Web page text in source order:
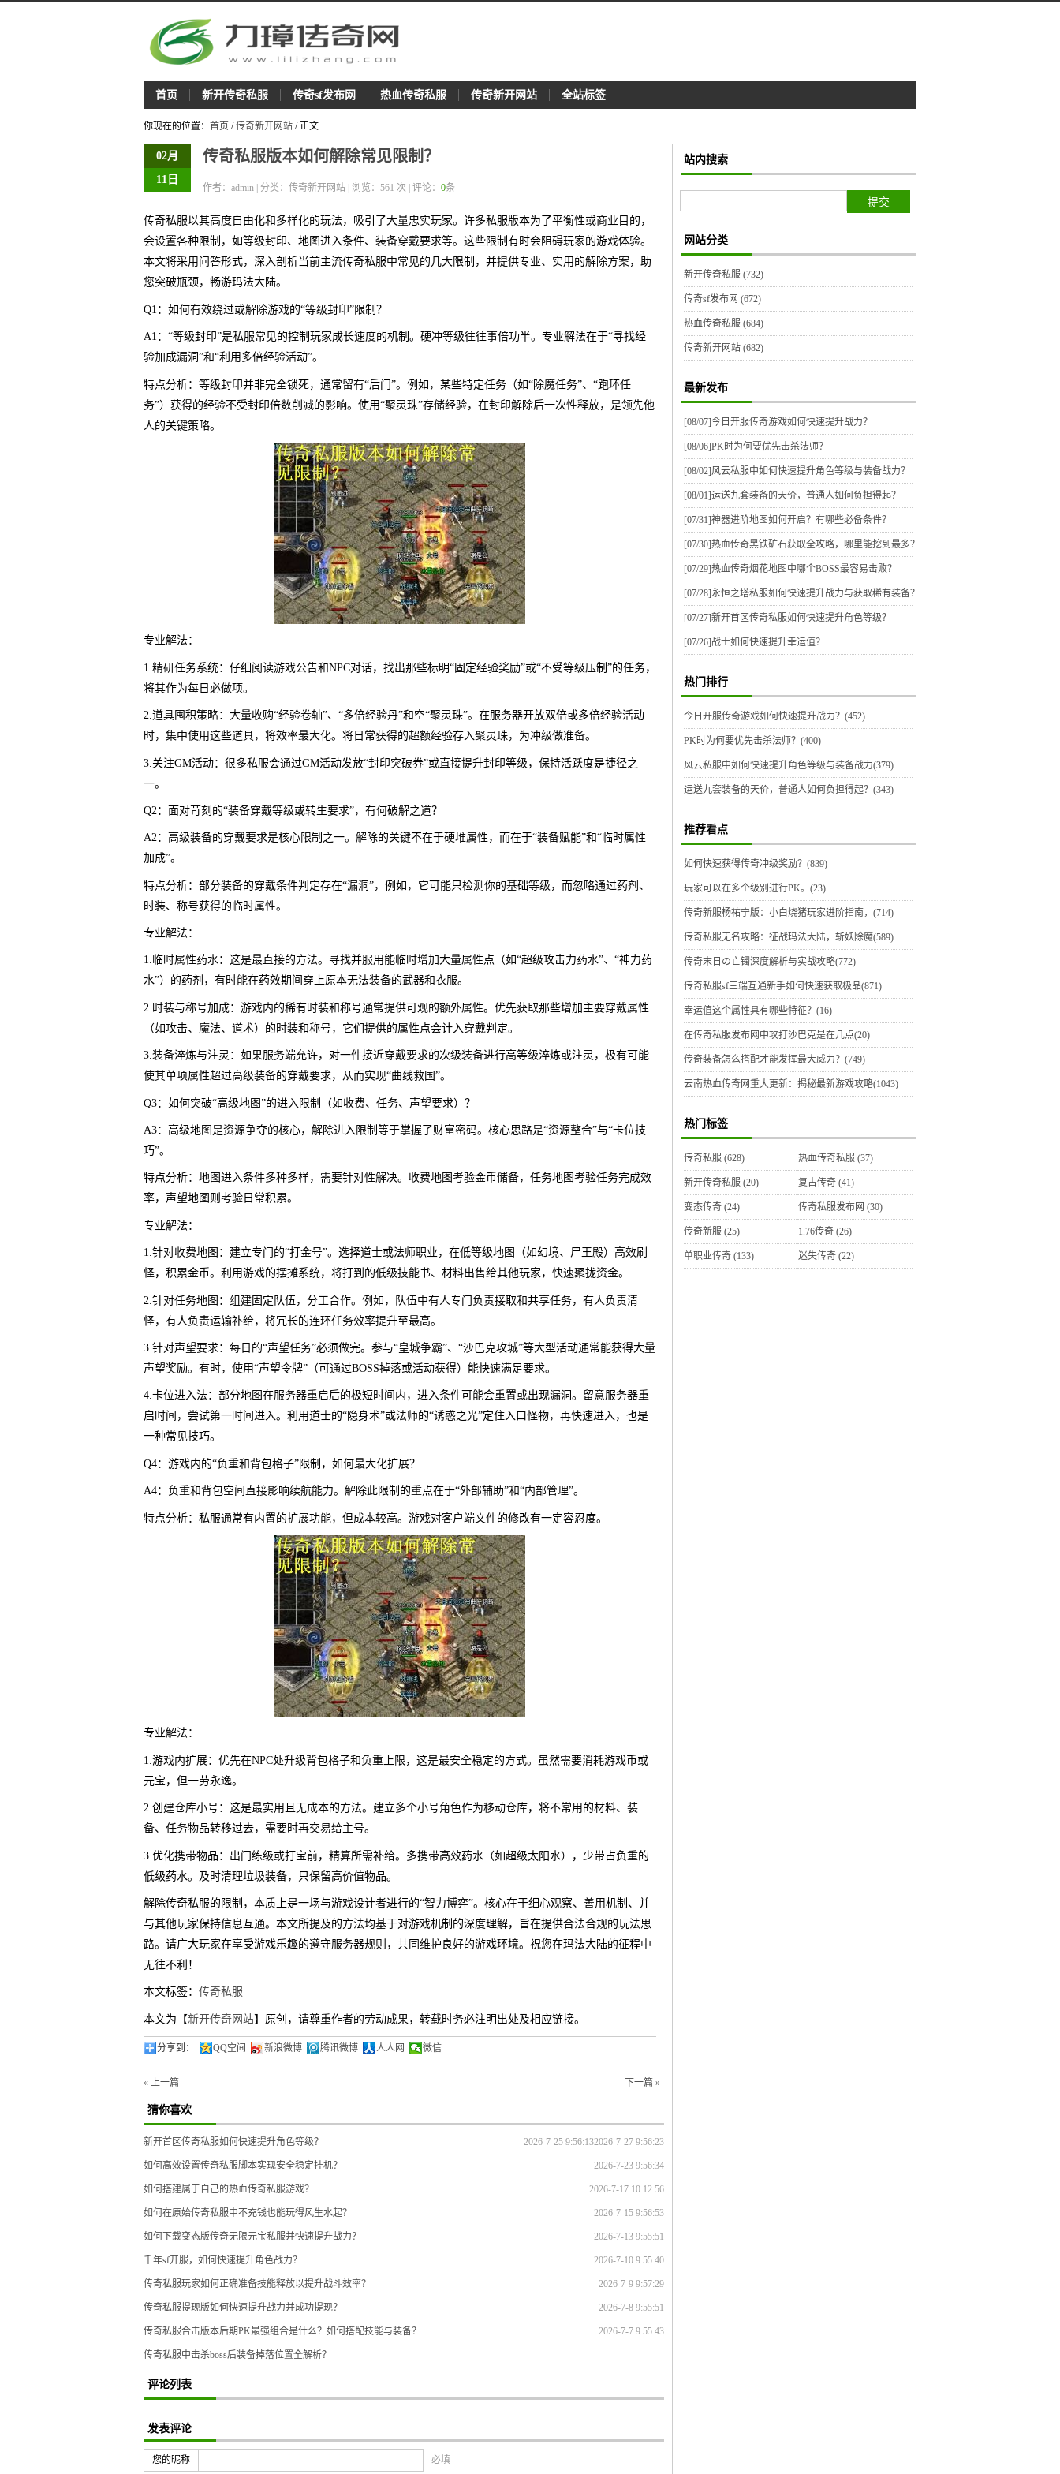
首页 新开传奇私服 传奇sf发布网 热血传奇私服 传奇新开网站 全站标签
你现在的位置： 首页 /传奇新开网站 / 正文
02月
11日
传奇私服版本如何解除常见限制？
作者：admin | 分类：传奇新开网站 | 浏览： 561 次 | 评论： 0条
传奇私服以其高度自由化和多样化的玩法，吸引了大量忠实玩家。许多私服版本为了平衡性或商业目的，
会设置各种限制，如等级封印、地图进入条件、装备穿戴要求等。这些限制有时会阻碍玩家的游戏体验。
本文将采用问答形式，深入剖析当前主流传奇私服中常见的几大限制，并提供专业、实用的解除方案，助
您突破瓶颈，畅游玛法大陆。
Q1：如何有效绕过或解除游戏的“等级封印”限制？
A1：“等级封印”是私服常见的控制玩家成长速度的机制。硬冲等级往往事倍功半。专业解法在于“寻找经
验加成漏洞”和“利用多倍经验活动”。
特点分析：等级封印并非完全锁死，通常留有“后门”。例如，某些特定任务（如“除魔任务”、“跑环任
务”）获得的经验不受封印倍数削减的影响。使用“聚灵珠”存储经验，在封印解除后一次性释放，是领先他
人的关键策略。
专业解法：
1.精研任务系统：仔细阅读游戏公告和NPC对话，找出那些标明“固定经验奖励”或“不受等级压制”的任务，
将其作为每日必做项。
2.道具囤积策略：大量收购“经验卷轴”、“多倍经验丹”和空“聚灵珠”。在服务器开放双倍或多倍经验活动
时，集中使用这些道具，将效率最大化。将日常获得的超额经验存入聚灵珠，为冲级做准备。
3.关注GM活动：很多私服会通过GM活动发放“封印突破券”或直接提升封印等级，保持活跃度是捷径之
一。
Q2：面对苛刻的“装备穿戴等级或转生要求”，有何破解之道？
A2：高级装备的穿戴要求是核心限制之一。解除的关键不在于硬堆属性，而在于“装备赋能”和“临时属性
加成”。
特点分析：部分装备的穿戴条件判定存在“漏洞”，例如，它可能只检测你的基础等级，而忽略通过药剂、
时装、称号获得的临时属性。
专业解法：
1.临时属性药水：这是最直接的方法。寻找并服用能临时增加大量属性点（如“超级攻击力药水”、“神力药
水”）的药剂，有时能在药效期间穿上原本无法装备的武器和衣服。
2.时装与称号加成：游戏内的稀有时装和称号通常提供可观的额外属性。优先获取那些增加主要穿戴属性
（如攻击、魔法、道术）的时装和称号，它们提供的属性点会计入穿戴判定。
3.装备淬炼与注灵：如果服务端允许，对一件接近穿戴要求的次级装备进行高等级淬炼或注灵，极有可能
使其单项属性超过高级装备的穿戴要求，从而实现“曲线救国”。
Q3：如何突破“高级地图”的进入限制（如收费、任务、声望要求）？
A3：高级地图是资源争夺的核心，解除进入限制等于掌握了财富密码。核心思路是“资源整合”与“卡位技
巧”。
特点分析：地图进入条件多种多样，需要针对性解决。收费地图考验金币储备，任务地图考验任务完成效
率，声望地图则考验日常积累。
专业解法：
1.针对收费地图：建立专门的“打金号”。选择道士或法师职业，在低等级地图（如幻境、尸王殿）高效刷
怪，积累金币。利用游戏的摆摊系统，将打到的低级技能书、材料出售给其他玩家，快速聚拢资金。
2.针对任务地图：组建固定队伍，分工合作。例如，队伍中有人专门负责接取和共享任务，有人负责清
怪，有人负责运输补给，将冗长的连环任务效率提升至最高。
3.针对声望要求：每日的“声望任务”必须做完。参与“皇城争霸”、“沙巴克攻城”等大型活动通常能获得大量
声望奖励。有时，使用“声望令牌”（可通过BOSS掉落或活动获得）能快速满足要求。
4.卡位进入法：部分地图在服务器重启后的极短时间内，进入条件可能会重置或出现漏洞。留意服务器重
启时间，尝试第一时间进入。利用道士的“隐身术”或法师的“诱惑之光”定住入口怪物，再快速进入，也是
一种常见技巧。
Q4：游戏内的“负重和背包格子”限制，如何最大化扩展？
A4：负重和背包空间直接影响续航能力。解除此限制的重点在于“外部辅助”和“内部管理”。
特点分析：私服通常有内置的扩展功能，但成本较高。游戏对客户端文件的修改有一定容忍度。
专业解法：
1.游戏内扩展：优先在NPC处升级背包格子和负重上限，这是最安全稳定的方式。虽然需要消耗游戏币或
元宝，但一劳永逸。
2.创建仓库小号：这是最实用且无成本的方法。建立多个小号角色作为移动仓库，将不常用的材料、装
备、任务物品转移过去，需要时再交易给主号。
3.优化携带物品：出门练级或打宝前，精算所需补给。多携带高效药水（如超级太阳水），少带占负重的
低级药水。及时清理垃圾装备，只保留高价值物品。
解除传奇私服的限制，本质上是一场与游戏设计者进行的“智力博弈”。核心在于细心观察、善用机制、并
与其他玩家保持信息互通。本文所提及的方法均基于对游戏机制的深度理解，旨在提供合法合规的玩法思
路。请广大玩家在享受游戏乐趣的遵守服务器规则，共同维护良好的游戏环境。祝您在玛法大陆的征程中
无往不利！
本文标签： 传奇私服
本文为【新开传奇网站】原创，请尊重作者的劳动成果，转载时务必注明出处及相应链接。
分享到： QQ空间 新浪微博 腾讯微博 人人网 微信
« 上一篇 下一篇 »
猜你喜欢
2026-7-27 9:56:23
新开首区传奇私服如何快速提升角色等级？ 2026-7-25 9:56:13
如何高效设置传奇私服脚本实现安全稳定挂机？ 2026-7-23 9:56:34
如何搭建属于自己的热血传奇私服游戏？ 2026-7-17 10:12:56
如何在原始传奇私服中不充钱也能玩得风生水起？ 2026-7-15 9:56:53
如何下载变态版传奇无限元宝私服并快速提升战力？ 2026-7-13 9:55:51
千年sf开服，如何快速提升角色战力？ 2026-7-10 9:55:40
传奇私服玩家如何正确准备技能释放以提升战斗效率？ 2026-7-9 9:57:29
传奇私服提现版如何快速提升战力并成功提现？ 2026-7-8 9:55:51
传奇私服合击版本后期PK最强组合是什么？如何搭配技能与装备？ 2026-7-7 9:55:43
传奇私服中击杀boss后装备掉落位置全解析？
评论列表
发表评论
您的昵称 必填
站内搜索
网站分类
新开传奇私服 (732)
传奇sf发布网 (672)
热血传奇私服 (684)
传奇新开网站 (682)
最新发布
[08/07]今日开服传奇游戏如何快速提升战力？
[08/06]PK时为何要优先击杀法师？
[08/02] 风云私服中如何快速提升角色等级与装备战力？
[08/01]运送九套装备的天价，普通人如何负担得起？
[07/31]神器进阶地图如何开启？有哪些必备条件？
[07/30]热血传奇黑铁矿石获取全攻略，哪里能挖到最多？
[07/29]热血传奇烟花地图中哪个BOSS最容易击败？
[07/28]永恒之塔私服如何快速提升战力与获取稀有装备？
[07/27]新开首区传奇私服如何快速提升角色等级？
[07/26] 战士如何快速提升幸运值？
热门排行
今日开服传奇游戏如何快速提升战力？(452)
PK时为何要优先击杀法师？(400)
风云私服中如何快速提升角色等级与装备战力(379)
运送九套装备的天价，普通人如何负担得起？(343)
推荐看点
如何快速获得传奇冲级奖励？(839)
玩家可以在多个级别进行PK。(23)
传奇新服杨祐宁版：小白烧猪玩家进阶指南，(714)
传奇私服无名攻略：征战玛法大陆，斩妖除魔(589)
传奇末日の亡镯深度解析与实战攻略(772)
传奇私服sf三端互通新手如何快速获取极品(871)
幸运值这个属性具有哪些特征？(16)
在传奇私服发布网中攻打沙巴克是在几点(20)
传奇装备怎么搭配才能发挥最大威力？(749)
云南热血传奇网重大更新：揭秘最新游戏攻略(1043)
热门标签
传奇私服 (628) 热血传奇私服 (37)
新开传奇私服 (20) 复古传奇 (41)
变态传奇 (24) 传奇私服发布网 (30)
传奇新服 (25) 1.76传奇 (26)
单职业传奇 (133) 迷失传奇 (22)